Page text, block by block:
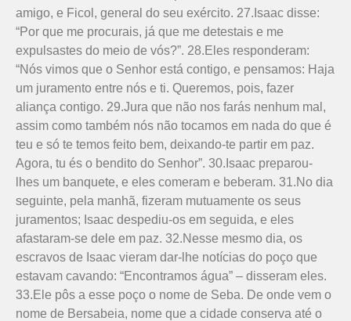
amigo, e Ficol, general do seu exército. 27.Isaac disse:
“Por que me procurais, já que me detestais e me
expulsastes do meio de vós?”. 28.Eles responderam:
“Nós vimos que o Senhor está contigo, e pensamos: Haja
um juramento entre nós e ti. Queremos, pois, fazer
aliança contigo. 29.Jura que não nos farás nenhum mal,
assim como também nós não tocamos em nada do que é
teu e só te temos feito bem, deixando-te partir em paz.
Agora, tu és o bendito do Senhor”. 30.Isaac preparou-
lhes um banquete, e eles comeram e beberam. 31.No dia
seguinte, pela manhã, fizeram mutuamente os seus
juramentos; Isaac despediu-os em seguida, e eles
afastaram-se dele em paz. 32.Nesse mesmo dia, os
escravos de Isaac vieram dar-lhe notícias do poço que
estavam cavando: “Encontramos água” – disseram eles.
33.Ele pôs a esse poço o nome de Seba. De onde vem o
nome de Bersabeia, nome que a cidade conserva até o